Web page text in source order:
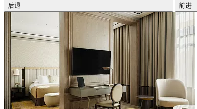
后退 前进